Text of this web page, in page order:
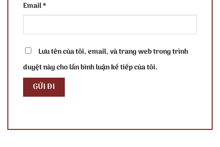
Email*
Lưu tên của tôi, email, và trang web trong trình
duyệt này cho lần bình luận kế tiếp của tôi.